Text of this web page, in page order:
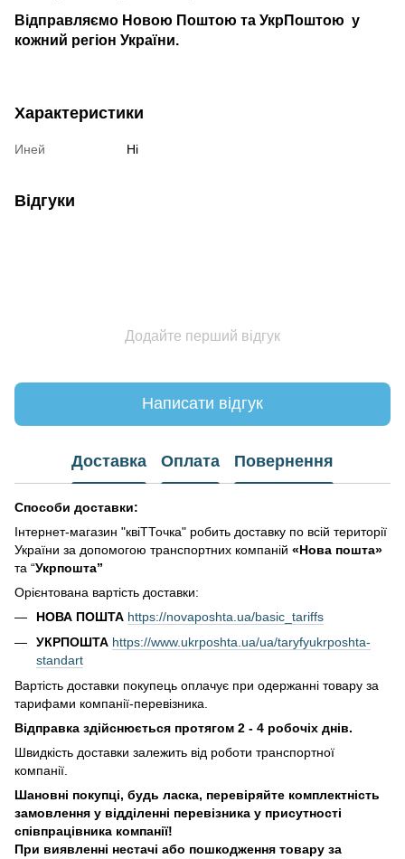
Відправляємо Новою Поштою та УкрПоштою у
кожний регіон України.
Характеристики
Иней Ні
Відгуки
Додайте перший відгук
Написати відгук
Доставка Оплата Повернення
Способи доставки:
Інтернет-магазин "квіТТочка" робить доставку по всій території
України за допомогою транспортних компаній «Нова пошта»
та “Укрпошта”
Орієнтована вартість доставки:
НОВА ПОШТА https://novaposhta.ua/basic_tariffs
УКРПОШТА https://www.ukrposhta.ua/ua/taryfyukrposhta-
standart
Вартість доставки покупець оплачує при одержанні товару за
тарифами компанії-перевізника.
Відправка здійснюється протягом 2 - 4 робочіх днів.
Швидкість доставки залежить від роботи транспортної
компанії.
Шановні покупці, будь ласка, перевіряйте комплектність
замовлення у відділенні перевізника у присутності
співпрацівника компанії!
При виявленні нестачі або пошкодження товару за